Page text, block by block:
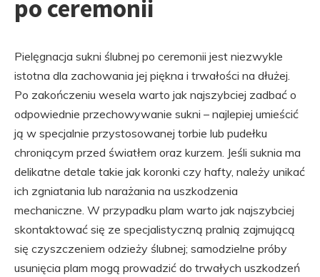
po ceremonii
Pielęgnacja sukni ślubnej po ceremonii jest niezwykle
istotna dla zachowania jej piękna i trwałości na dłużej.
Po zakończeniu wesela warto jak najszybciej zadbać o
odpowiednie przechowywanie sukni – najlepiej umieścić
ją w specjalnie przystosowanej torbie lub pudełku
chroniącym przed światłem oraz kurzem. Jeśli suknia ma
delikatne detale takie jak koronki czy hafty, należy unikać
ich zgniatania lub narażania na uszkodzenia
mechaniczne. W przypadku plam warto jak najszybciej
skontaktować się ze specjalistyczną pralnią zajmującą
się czyszczeniem odzieży ślubnej; samodzielne próby
usunięcia plam mogą prowadzić do trwałych uszkodzeń